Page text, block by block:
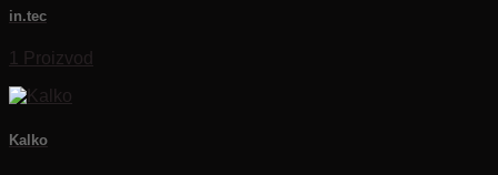
in.tec
1 Proizvod
Kalko